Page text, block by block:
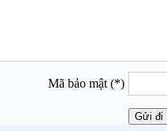
Mã bảo mật (*)